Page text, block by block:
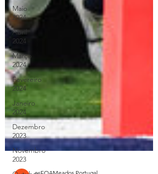
Maio
2024
Abril
2024
Março
2024
Fevereiro
2024
Janeiro
2024
Dezembro
2023
Novembro
2023